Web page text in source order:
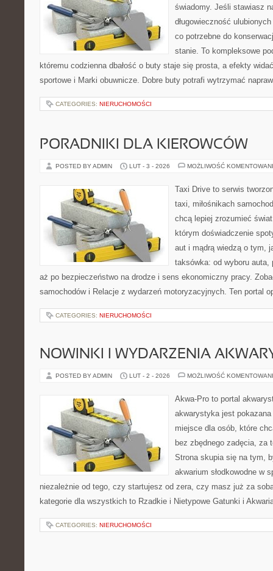
świadomy. Jeśli stawiasz
długowieczność
co potrzebne do
stanie. To kompleksowe
któremu codzienna dbałość o buty staje się prosta, a efekty
sportowe i Marki obuwnicze. Dobre buty potrafi wytrzymać
CATEGORIES: NIERUCHOMOŚCI
PORADNIKI DLA KIEROWCÓW
POSTED BY ADMIN LUT - 3 - 2026 MOŻLIWOŚĆ
Taxi Drive to serwis
taxi, miłośnikach
chcą lepiej zrozumieć
którym doświadczenie
aut i mądrą wiedzą o tym,
taksówka: od wyboru
aż po bezpieczeństwo na drodze i sens ekonomiczny pracy.
samochodów i Relacje z wydarzeń motoryzacyjnych. Ten portal
CATEGORIES: NIERUCHOMOŚCI
NOWINKI I WYDARZENIA
POSTED BY ADMIN LUT - 2 - 2026 MOŻLIWOŚĆ
Akwa-Pro to portal
akwarystyka jest
miejsce dla osób, które
bez zbędnego zadęcia, za
Strona skupia się na tym,
akwarium słodkowodne w
niezależnie od tego, czy startujesz od zera, czy masz już za
kategorie dla wszystkich to Rzadkie i Nietypowe Gatunki i
CATEGORIES: NIERUCHOMOŚCI